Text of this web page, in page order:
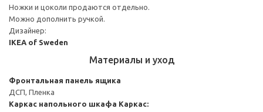
Ножки и цоколи продаются отдельно.
Можно дополнить ручкой.
Дизайнер:
IKEA of Sweden
Материалы и уход
Фронтальная панель ящика
ДСП, Пленка
Каркас напольного шкафа Каркас: